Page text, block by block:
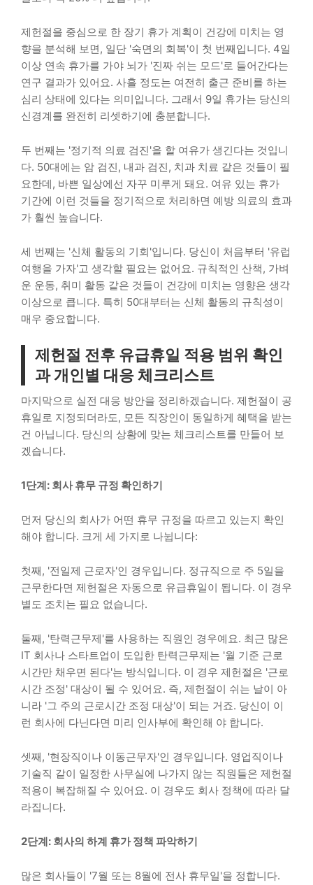
제헌절을 중심으로 한 장기 휴가 계획이 건강에 미치는 영
향을 분석해 보면, 일단 '숙면의 회복'이 첫 번째입니다. 4일
이상 연속 휴가를 가야 뇌가 '진짜 쉬는 모드'로 들어간다는
연구 결과가 있어요. 사흘 정도는 여전히 출근 준비를 하는
심리 상태에 있다는 의미입니다. 그래서 9일 휴가는 당신의
신경계를 완전히 리셋하기에 충분합니다.
두 번째는 '정기적 의료 검진'을 할 여유가 생긴다는 것입니
다. 50대에는 암 검진, 내과 검진, 치과 치료 같은 것들이 필
요한데, 바쁜 일상에선 자꾸 미루게 돼요. 여유 있는 휴가
기간에 이런 것들을 정기적으로 처리하면 예방 의료의 효과
가 훨씬 높습니다.
세 번째는 '신체 활동의 기회'입니다. 당신이 처음부터 '유럽
여행을 가자'고 생각할 필요는 없어요. 규칙적인 산책, 가벼
운 운동, 취미 활동 같은 것들이 건강에 미치는 영향은 생각
이상으로 큽니다. 특히 50대부터는 신체 활동의 규칙성이
매우 중요합니다.
제헌절 전후 유급휴일 적용 범위 확인
과 개인별 대응 체크리스트
마지막으로 실전 대응 방안을 정리하겠습니다. 제헌절이 공
휴일로 지정되더라도, 모든 직장인이 동일하게 혜택을 받는
건 아닙니다. 당신의 상황에 맞는 체크리스트를 만들어 보
겠습니다.
1단계: 회사 휴무 규정 확인하기
먼저 당신의 회사가 어떤 휴무 규정을 따르고 있는지 확인
해야 합니다. 크게 세 가지로 나뉩니다:
첫째, '전일제 근로자'인 경우입니다. 정규직으로 주 5일을
근무한다면 제헌절은 자동으로 유급휴일이 됩니다. 이 경우
별도 조치는 필요 없습니다.
둘째, '탄력근무제'를 사용하는 직원인 경우예요. 최근 많은
IT 회사나 스타트업이 도입한 탄력근무제는 '월 기준 근로
시간만 채우면 된다'는 방식입니다. 이 경우 제헌절은 '근로
시간 조정' 대상이 될 수 있어요. 즉, 제헌절이 쉬는 날이 아
니라 '그 주의 근로시간 조정 대상'이 되는 거죠. 당신이 이
런 회사에 다닌다면 미리 인사부에 확인해 야 합니다.
셋째, '현장직이나 이동근무자'인 경우입니다. 영업직이나
기술직 같이 일정한 사무실에 나가지 않는 직원들은 제헌절
적용이 복잡해질 수 있어요. 이 경우도 회사 정책에 따라 달
라집니다.
2단계: 회사의 하계 휴가 정책 파악하기
많은 회사들이 '7월 또는 8월에 전사 휴무일'을 정합니다.